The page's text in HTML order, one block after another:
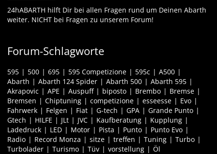
24hABARTH hilft Dir bei allen Fragen rund um Deinen Abarth
weiter. NICHT bei Fragen zu unserem Forum!
Forum-Schlagworte
595 500 695 595 Competizione 595c
A500
Abarth
Abarth 124 Spider Abarth 500
Abarth 595
Akrapovic
APE Auspuff biposto Brembo
Bremse
Bremsen
Chiptuning competizione esseesse
Evo
Fahrwerk
Felgen Fiat G-tech GPA
Grande Punto
Gtech
HILFE JLt JVC Kaufberatung
Kupplung
Ladedruck
LED Motor Pista Punto
Punto Evo
Radio
Record Monza sitze treffen Tuning
Turbo
Turbolader
Turismo Tüv vorstellung Öl